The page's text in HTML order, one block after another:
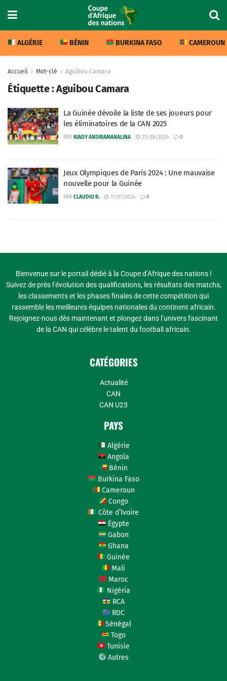
ALGÉRIE BÉNIN BURKINA FASO CAMEROUN
Accueil Mot-clé Aguibou Camara
Étiquette :Aguibou Camara
La Guinée dévoile la liste de ses joueurs pour
les éliminatoires de la CAN 2025
PAR KIADY ANDRIAMANALINA 29/08/2024 0
Jeux Olympiques de Paris 2024 : Une mauvaise
nouvelle pour la Guinée
PAR CLAUDIO R. 11/07/2024 0
Bienvenue sur le portail dédié à la Coupe d’Afrique des nations !
Suivez de près l’évolution des qualifications, les résultats des matchs,
les classements et les phases finales de cette compétition qui
rassemble les meilleures équipes nationales du continent africain.
Rejoignez-nous dès maintenant et plongez dans l’univers fascinant
de la CAN qui célèbre le talent du football africain.
CATÉGORIES
Actualité
CAN
CAN U23
PAYS
Algérie
Angola
Bénin
Burkina Faso
Cameroun
Congo
Côte d’Ivoire
Égypte
Gabon
Ghana
Guinée
Mali
Maroc
Nigéria
RCA
RDC
Sénégal
Togo
Tunisie
Autres